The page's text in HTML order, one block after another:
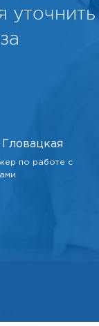
по работе с